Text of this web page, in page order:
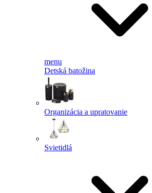
menu
Detská batožina
Organizácia a upratovanie
Svietidlá